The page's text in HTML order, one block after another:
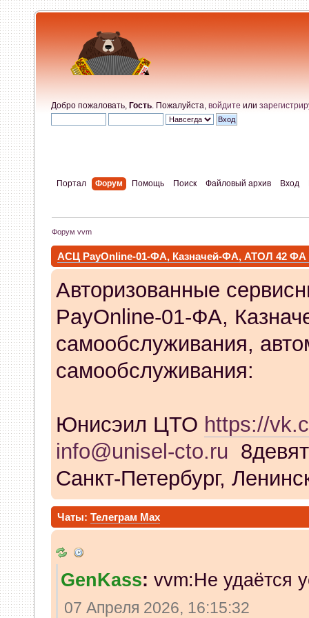
Добро пожаловать, Гость . Пожалуйста, войдите или
Портал Форум Помощь Поиск Файловый архив Вход
Форум vvm
АСЦ PayOnline-01-ФА, Казначей-ФА, АТОЛ 42 ФА
Авторизованные
PayOnline-01-ФА,
самообслуживания,
самообслуживания:
Юнисэил ЦТО https://
info@unisel-cto.ru
Санкт-Петербург,
Чаты:Телеграм Max
GenKass: vvm:Не удаётся
07 Апреля 2026, 16:15:32